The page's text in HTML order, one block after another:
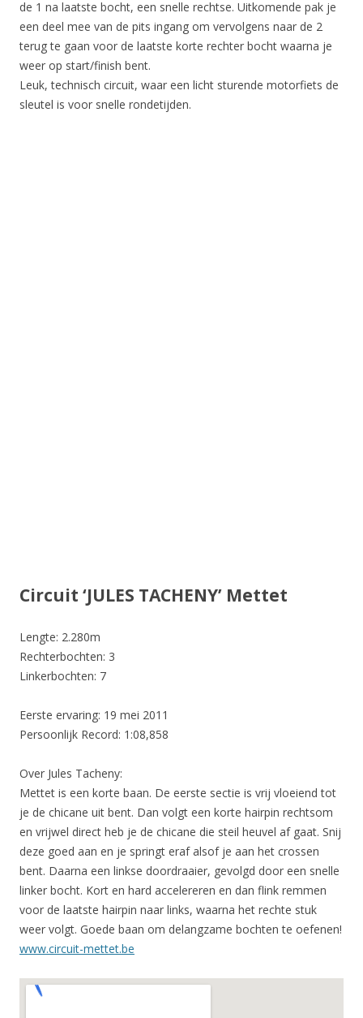
de 1 na laatste bocht, een snelle rechtse. Uitkomende pak je
een deel mee van de pits ingang om vervolgens naar de 2
terug te gaan voor de laatste korte rechter bocht waarna je
weer op start/finish bent.
Leuk, technisch circuit, waar een licht sturende motorfiets de
sleutel is voor snelle rondetijden.
Circuit ‘JULES TACHENY’ Mettet
Lengte: 2.280m
Rechterbochten: 3
Linkerbochten: 7
Eerste ervaring: 19 mei 2011
Persoonlijk Record: 1:08,858
Over Jules Tacheny:
Mettet is een korte baan. De eerste sectie is vrij vloeiend tot
je de chicane uit bent. Dan volgt een korte hairpin rechtsom
en vrijwel direct heb je de chicane die steil heuvel af gaat. Snij
deze goed aan en je springt eraf alsof je aan het crossen
bent. Daarna een linkse doordraaier, gevolgd door een snelle
linker bocht. Kort en hard accelereren en dan flink remmen
voor de laatste hairpin naar links, waarna het rechte stuk
weer volgt. Goede baan om delangzame bochten te oefenen!
www.circuit-mettet.be